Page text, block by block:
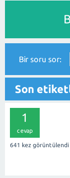
Bir soru sor:
Son
1
cevap
641 kez görüntülendi